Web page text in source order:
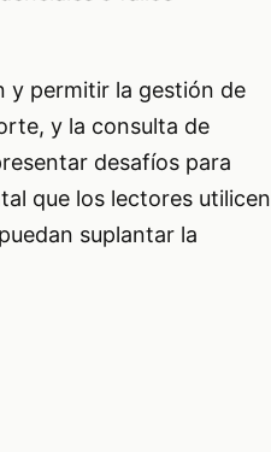
y permitir la gestión de
y la consulta de
desafíos para
que los lectores utilicen
suplantar la